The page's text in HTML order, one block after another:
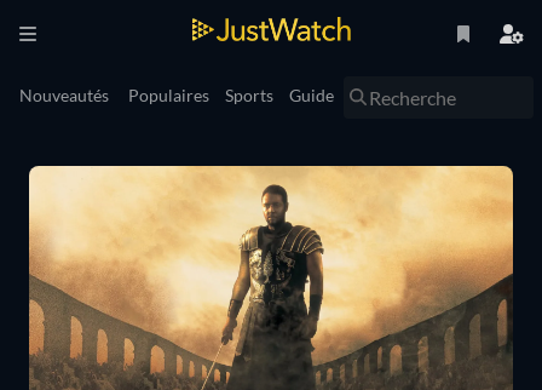
Nouveautés Populaires Sports Guide